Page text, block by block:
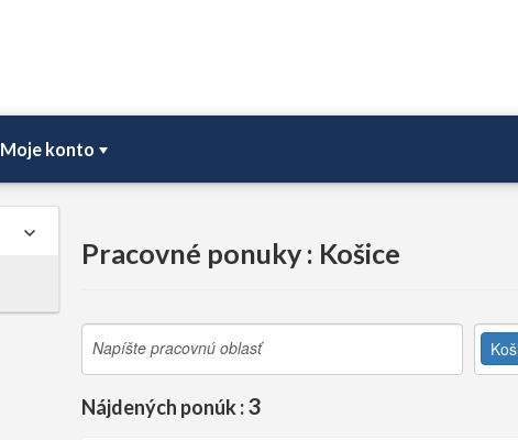
Moje konto
Pracovné ponuky : Košice
Nájdených ponúk :3